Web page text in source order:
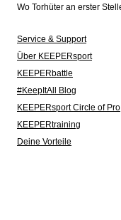
Wo Torhüter an erster
Service & Support
Über KEEPERsport
KEEPERbattle
#KeepItAll Blog
KEEPERsport Circle of Pro
KEEPERtraining
Deine Vorteile